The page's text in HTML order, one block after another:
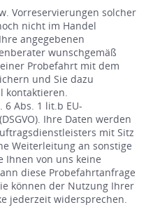
Vorreservierungen solcher
nicht im Handel
angegebenen
wunschgemäß
Probefahrt mit dem
und Sie dazu
kontaktieren.
Abs. 1 lit.b EU-
Ihre Daten werden
mit Sitz
Weiterleitung an sonstige
Ihnen von uns keine
diese Probefahrtanfrage
können der Nutzung Ihrer
jederzeit widersprechen.